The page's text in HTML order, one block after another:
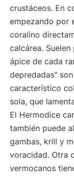
crustáceos. En
empezando por
coralino
calcárea.
ápice de cada
depredadas"
característico
sola, que
El Hermodice
también puede
gambas, krill y
voracidad. Otra
vermocanos